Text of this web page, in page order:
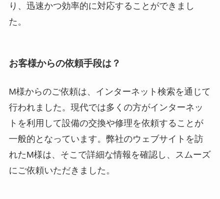
り、迅速かつ効率的に対応することができまし
た。
お客様からの依頼手段は？
M様からのご依頼は、インターネット検索を通じて
行われました。現代では多くの方がインターネッ
トを利用して設備の交換や修理を依頼することが
一般的となっています。弊社のウェブサイトを訪
れたM様は、そこで詳細な情報を確認し、スムーズ
にご依頼いただきました。